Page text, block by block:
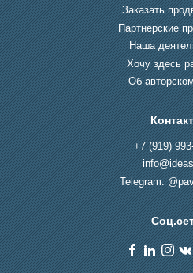
Заказать
Партнерские
Наша
Хочу здесь
Об
+7 (919)
Telegram: